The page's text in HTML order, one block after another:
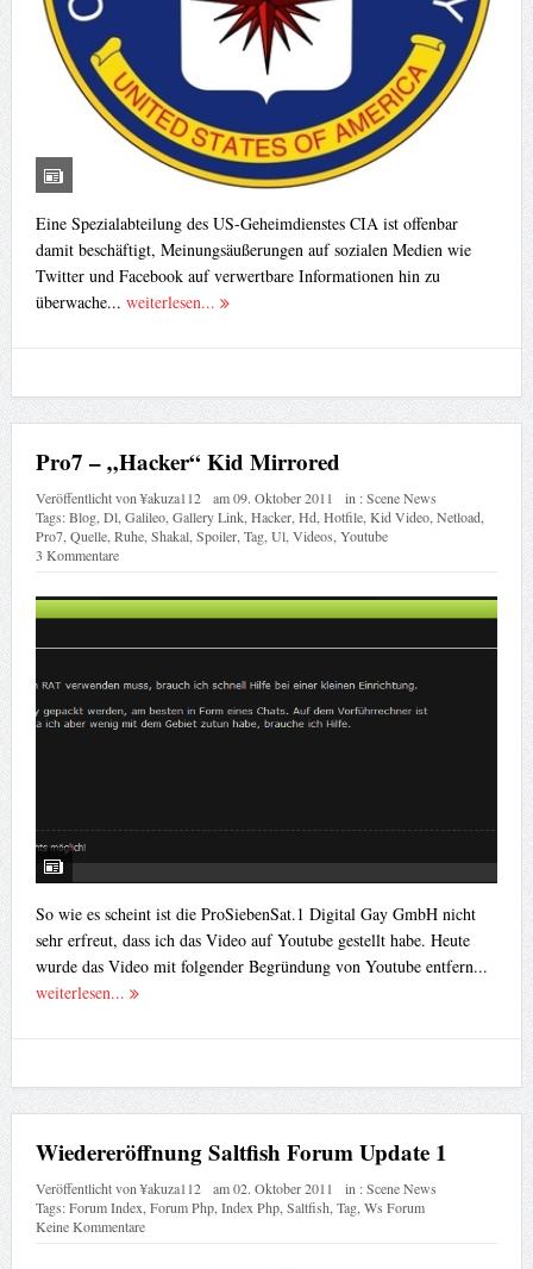
Eine Spezialabteilung des US-Geheimdienstes CIA ist offenbar
damit beschäftigt, Meinungsäußerungen auf sozialen Medien wie
Twitter und Facebook auf verwertbare Informationen hin zu
überwache... weiterlesen...
Pro7 – „Hacker“ Kid Mirrored
Veröffentlicht von¥akuza112 am09. Oktober 2011 in :Scene News
Tags:Blog, Dl, Galileo, Gallery Link, Hacker, Hd, Hotfile, Kid Video, Netload,
Pro7, Quelle, Ruhe, Shakal, Spoiler, Tag, Ul, Videos Youtube
3 Kommentare
So wie es scheint ist die ProSiebenSat.1 Digital Gay GmbH nicht
sehr erfreut, dass ich das Video auf Youtube gestellt habe. Heute
wurde das Video mit folgender Begründung von Youtube entfern...
weiterlesen...
Wiedereröffnung Saltfish Forum Update 1
Veröffentlicht von¥akuza112 am02. Oktober 2011 in :Scene News
Tags:Forum Index Forum Php, Index Php, Saltfish Tag, Ws Forum
Keine Kommentare